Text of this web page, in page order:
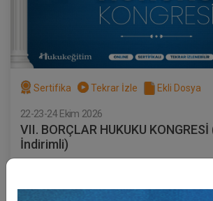
Sertifika Tekrar İzle Ekli Dosya
22-23-24 Ekim 2026
VII. BORÇLAR HUKUKU
İndirimli)
750 TL